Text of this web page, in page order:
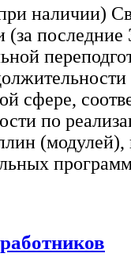
наличии)
последние
сфере,
по
(модулей),